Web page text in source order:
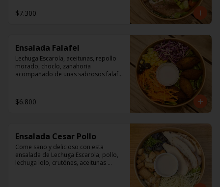
$7.300
Ensalada Falafel
Lechuga Escarola, aceitunas, repollo
morado, choclo, zanahoria
acompañado de unas sabrosos falafel
Aderezo a base de mayonesa.
$6.800
Ensalada Cesar Pollo
Come sano y delicioso con esta
ensalada de Lechuga Escarola, pollo,
lechuga lolo, crutónes, aceitunas